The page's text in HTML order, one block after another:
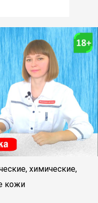
химические,
кожи